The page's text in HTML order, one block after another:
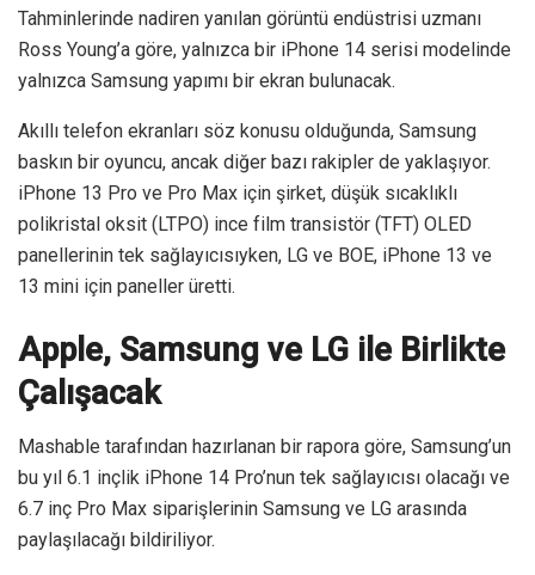
Tahminlerinde nadiren yanılan görüntü endüstrisi uzmanı
Ross Young’a göre, yalnızca bir iPhone 14 serisi modelinde
yalnızca Samsung yapımı bir ekran bulunacak.
Akıllı telefon ekranları söz konusu olduğunda, Samsung
baskın bir oyuncu, ancak diğer bazı rakipler de yaklaşıyor.
iPhone 13 Pro ve Pro Max için şirket, düşük sıcaklıklı
polikristal oksit (LTPO) ince film transistör (TFT) OLED
panellerinin tek sağlayıcısıyken, LG ve BOE, iPhone 13 ve
13 mini için paneller üretti.
Apple, Samsung ve LG ile Birlikte
Çalışacak
Mashable tarafından hazırlanan bir rapora göre, Samsung’un
bu yıl 6.1 inçlik iPhone 14 Pro’nun tek sağlayıcısı olacağı ve
6.7 inç Pro Max siparişlerinin Samsung ve LG arasında
paylaşılacağı bildiriliyor.